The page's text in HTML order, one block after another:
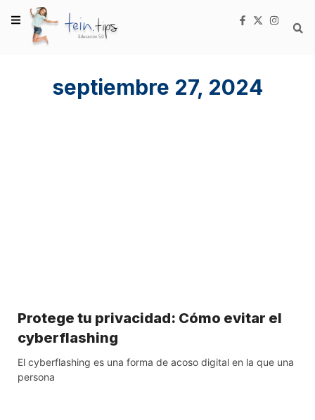
septiembre 27, 2024
Protege tu privacidad: Cómo evitar el
cyberflashing
El cyberflashing es una forma de acoso digital en la que una
persona